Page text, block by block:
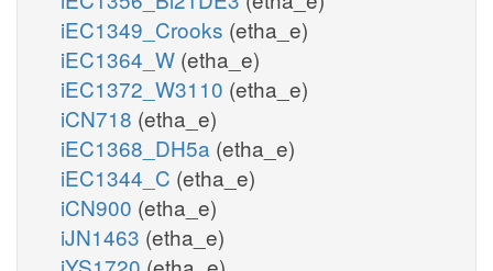
iEC1349_Crooks (etha_e)
iEC1364_W (etha_e)
iEC1372_W3110 (etha_e)
iCN718 (etha_e)
iEC1368_DH5a (etha_e)
iEC1344_C (etha_e)
iCN900 (etha_e)
iJN1463 (etha_e)